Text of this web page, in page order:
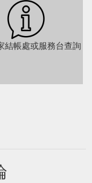
結帳處或服務台查詢